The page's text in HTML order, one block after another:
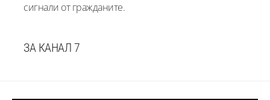
сигнали от гражданите.
ЗА КАНАЛ 7